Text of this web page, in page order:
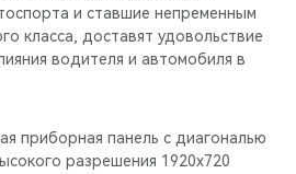
и ставшие непременным
класса, доставят удовольствие
водителя и автомобиля в
приборная панель с диагональю
разрешения 1920х720